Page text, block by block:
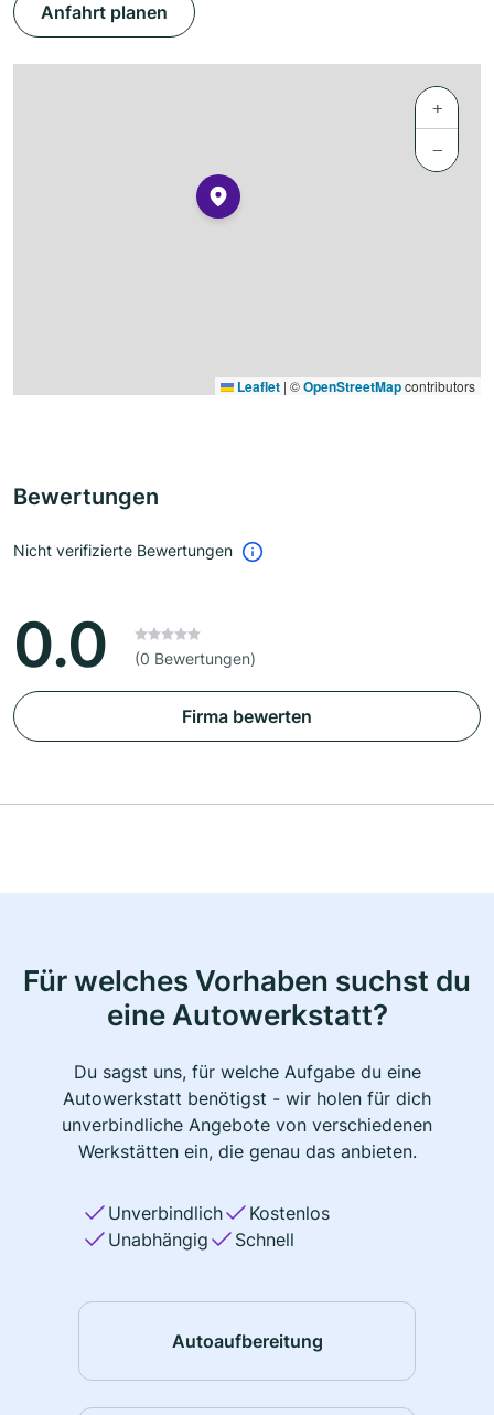
Anfahrt planen
+
−
Leaflet | ©OpenStreetMapcontributors
Bewertungen
Nicht verifizierte Bewertungen
0.0 (0 Bewertungen)
Firma bewerten
Für welches Vorhaben suchst du
eine Autowerkstatt?
Du sagst uns, für welche Aufgabe du eine
Autowerkstatt benötigst - wir holen für dich
unverbindliche Angebote von verschiedenen
Werkstätten ein, die genau das anbieten.
Unverbindlich
Kostenlos
Unabhängig
Schnell
Autoaufbereitung